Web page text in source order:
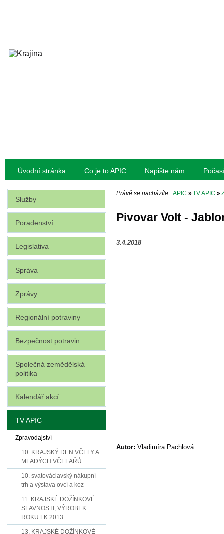
Úvodní stránka Co je to APIC Napište nám
Právě se nacházíte: APIC » TV APIC »
Pivovar Volt -
3.4.2018
Autor: Vladimíra Pachlová
Služby
Poradenství
Legislativa
Správa
Zprávy
Regionální potraviny
Bezpečnost potravin
Společná zemědělská
politika
Kalendář akcí
TV APIC
Zpravodajství
10. KRAJSKÝ DEN VČELY A
MLADÝCH VČELAŘŮ
10. svatováclavský nákupní
trh a výstava ovcí a koz
11. KRAJSKÉ DOŽÍNKOVÉ
SLAVNOSTI, VÝROBEK
ROKU LK 2013
13. KRAJSKÉ DOŽÍNKOVÉ